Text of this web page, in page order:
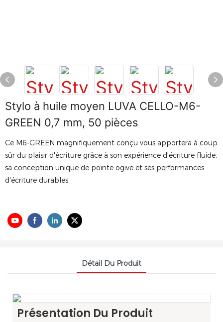
Stylo à huile moyen LUVA CELLO-M6-
GREEN 0,7 mm, 50 pièces
Ce M6-GREEN magnifiquement conçu vous apportera à coup
sûr du plaisir d'écriture grâce à son expérience d'écriture fluide,
sa conception unique de pointe ogive et ses performances
d'écriture durables.
Détail Du Produit
Présentation Du Produit